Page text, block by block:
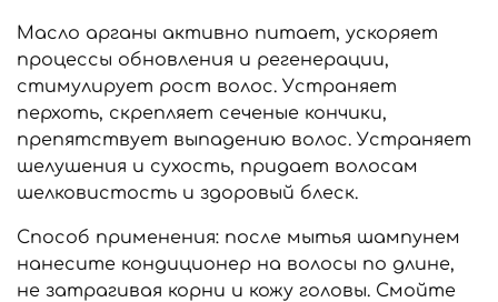
Масло арганы активно питает, ускоряет
процессы обновления и регенерации,
стимулирует рост волос. Устраняет
перхоть, скрепляет сеченые кончики,
препятствует выпадению волос. Устраняет
шелушения и сухость, придает волосам
шелковистость и здоровый блеск.
Способ применения: после мытья шампунем
нанесите кондиционер на волосы по длине,
не затрагивая корни и кожу головы. Смойте